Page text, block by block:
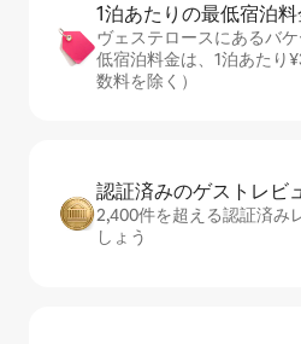
1泊あたりの最⁠低⁠宿⁠泊⁠料⁠
ヴェステロースにあるバ
低宿泊料金は、1泊あたり
数料を除く）
認証済みのゲ⁠ス⁠ト⁠レ⁠ビ⁠
2,400件を超える認証済み
しょう